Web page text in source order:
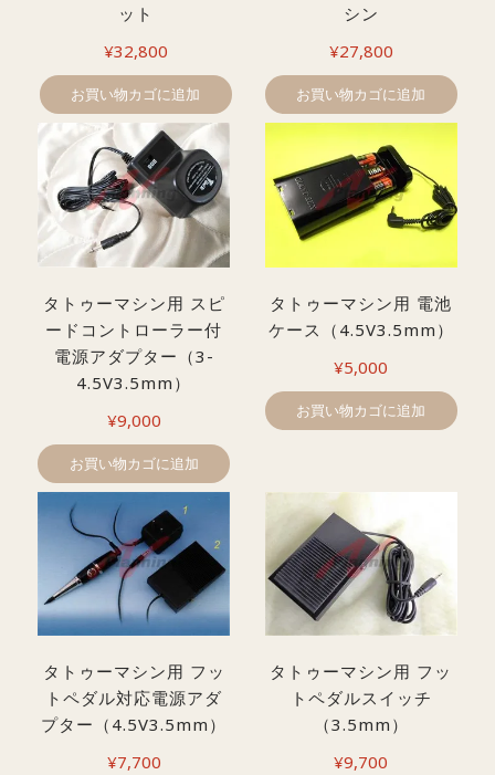
ット
¥32,800
お買い物カゴに追加
シン
¥27,800
お買い物カゴに追加
タトゥーマシン用 スピ
ードコントローラー付
電源アダプター（3-
4.5V3.5mm）
¥9,000
お買い物カゴに追加
タトゥーマシン用 電池
ケース（4.5V3.5mm）
¥5,000
お買い物カゴに追加
タトゥーマシン用 フッ
トペダル対応電源アダ
プター（4.5V3.5mm）
¥7,700
タトゥーマシン用 フッ
トペダルスイッチ
（3.5mm）
¥9,700